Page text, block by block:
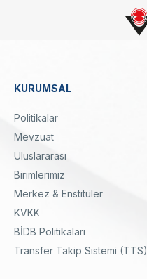
Dipnot
KURUMSAL
Politikalar
Mevzuat
Uluslararası
Birimlerimiz
Merkez & Enstitüler
KVKK
BİDB Politikaları
Transfer Takip Sistemi (TTS)